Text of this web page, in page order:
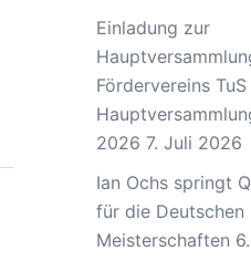
Einladung zur
Fördervereins
2026 7. Juli 2026
Ian Ochs springt
für die Deutschen
Meisterschaften